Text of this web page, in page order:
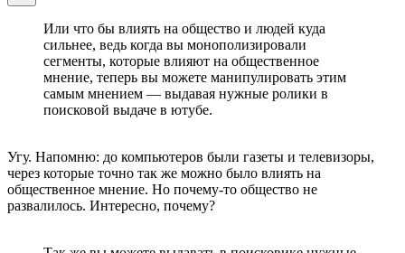
Или что бы влиять на общество и людей куда
сильнее, ведь когда вы монополизировали
сегменты, которые влияют на общественное
мнение, теперь вы можете манипулировать этим
самым мнением — выдавая нужные ролики в
поисковой выдаче в ютубе.
Угу. Напомню: до компьютеров были газеты и телевизоры,
через которые точно так же можно было влиять на
общественное мнение. Но почему-то общество не
развалилось. Интересно, почему?